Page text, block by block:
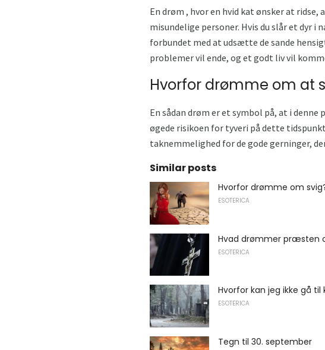
En drøm , hvor en hvid kat ønsker at
misundelige personer. Hvis du slår et dyr
forbundet med at udsætte de sande
problemer vil ende, og et godt liv vil
Hvorfor drømme om at
En sådan drøm er et symbol på, at i
øgede risikoen for tyveri på dette
taknemmelighed for de gode gerninger,
Similar posts
Hvorfor drømme om
ESOTERICA
Hvad drømmer præsten
ESOTERICA
Hvorfor kan jeg ikke gå
ESOTERICA
Tegn til 30. september